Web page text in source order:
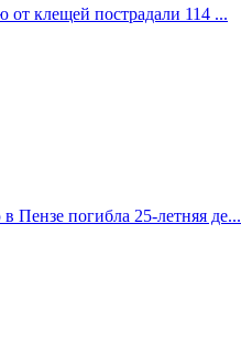
от клещей пострадали 114 ...
погибла 25-летняя де...